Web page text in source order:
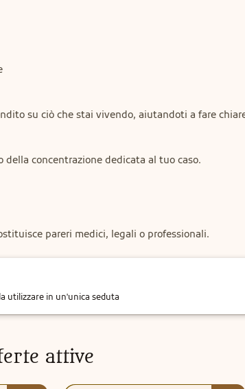
su ciò che stai vivendo, aiutandoti a fare
concentrazione dedicata al tuo caso.
pareri medici, legali o professionali.
utilizzare in un'unica seduta
attive